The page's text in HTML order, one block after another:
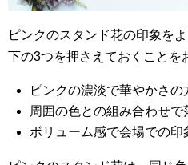
ピンクのスタンド花の印象を
下の3つを押さえておくことを
ピンクの濃淡で華やかさの
周囲の色との組み合わせ
ボリューム感で会場での印